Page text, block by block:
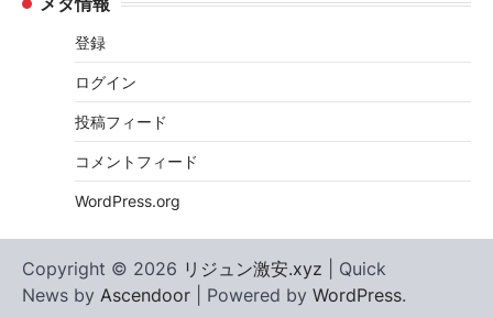
登録
ログイン
投稿フィード
コメントフィード
WordPress.org
Copyright © 2026 リジュン激安.xyz | Quick
News by Ascendoor | Powered by WordPress.